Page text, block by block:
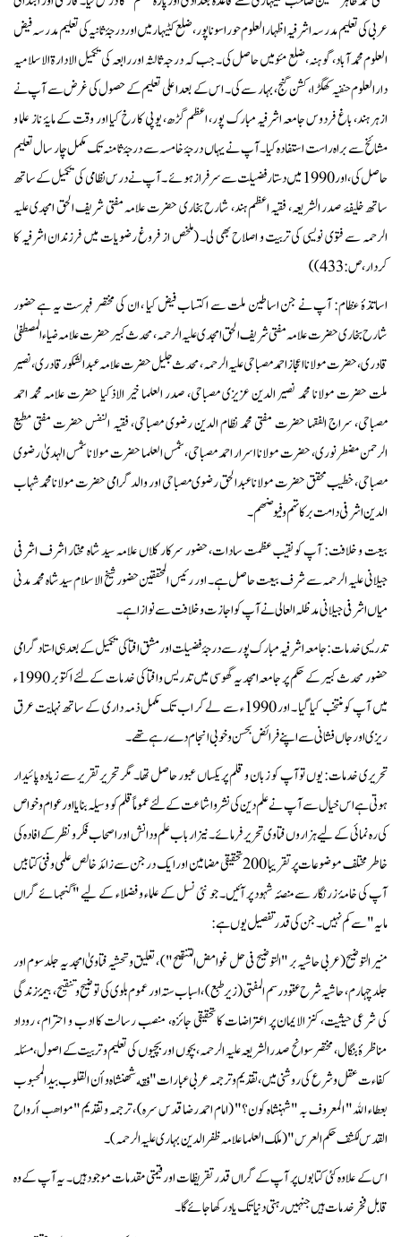
عربی کی تعلیم مدرسہ اشرفیہ اظہار العلوم حورا سونا پور، ضلع کٹیہار میں اور درجۂ ثانیہ کی تعلیم مدرسہ فیض
العلوم محمدآباد، گوہنہ، ضلع مئو میں حاصل کی۔ جب کہ درجہ ثالثہ اور رابعہ کی تکمیل الادارۃ الاسلامیہ
دارالعلوم حنفیہ کھگڑا، کشن گنج، بہار سے کی۔ اس کے بعد اعلی تعلیم کے حصول کی غرض سے آپ نے
ازہر ہند، باغ فردوس جامعہ اشرفیہ مبارک پور، اعظم گڑھ، یوپی کا رخ کیا اور وقت کے مایۂ ناز علما و
مشائخ سے براہ راست استفادہ کیا۔ آپ نے یہاں درجۂ خامسہ سے درجۂ ثامنہ تک مکمل چار سال تعلیم
حاصل کی، اور 1990 میں دستار فضیلت سے سرفراز ہوئے ۔ آپ نے درس نظامی کی تکمیل کے ساتھ
ساتھ خلیفۂ صدر الشریعہ، فقیہ اعظم ہند، شارح بخاری حضرت علامہ مفتی شریف الحق امجدی علیہ
الرحمہ سے فتوی نویسی کی تربیت و اصلاح بھی لی۔ (ملخص از فروغ رضویات میں فرزندان اشرفیہ کا
کردار، ص: 433))
اساتذۂ عظام:آپ نے جن اساطین ملت سے اکتساب فیض کیا ، ان کی مختصر فہرست یہ ہےحضور
شارح بخاری حضرت علامہ مفتی شریف الحق امجدی علیہ الرحمہ، محدث کبیر حضرت علامہ ضیاء المصطفیٰ
قادری، حضرت مولانا اعجاز احمد مصباحی علیہ الرحمہ، محدث جلیل حضرت علامہ عبدالشکور قادری، نصیر
ملت حضرت مولانا محمد نصیر الدین عزیزی مصباحی، صدر العلما خیر الاذکیا حضرت علامہ محمد احمد
مصباحی، سراج الفقہا حضرت مفتی محمد نظام الدین رضوی مصباحی، فقیہ النفس حضرت مفتی مطیع
الرحمن مضطر نوری، حضرت مولانا اسرار احمد مصباحی، شمس العلما حضرت مولانا شمس الہدیٰ رضوی
مصباحی، خطیب محقق حضرت مولانا عبدالحق رضوی مصباحی اور والد گرامی حضرت مولانا محمد شہاب
الدین اشرفی دامت برکاتہم و فیوضھم۔
بیعت و خلافت:آپ کو نقیب عظمت سادات، حضور سرکار کلاں علامہ سید شاہ مختار اشرف اشرفی
جیلانی علیہ الرحمہ سے شرف بیعت حاصل ہے۔ اور رئیس المحققین حضور شیخ الاسلام سید شاہ محمد مدنی
میاں اشرفی جیلانی مد ظلہ العالی نے آپ کو اجازت و خلافت سے نوازا ہے۔
تدریسی خدمات:جامعہ اشرفیہ مبارک پور سے درجۂ فضیلت اور مشق افتا کی تکمیل کے بعد ہی استاد گرامی
حضور محدث کبیر کے حکم پر جامعہ امجدیہ گھوسی میں تدریس و افتا کی خدمات کے لئے اکتوبر 1990ء
میں آپ کو منتخب کیا گیا ۔ اور 1990ء سے لے کر اب تک مکمل ذمہ داری کے ساتھ نہایت عرق
ریزی اور جاں فشانی سے اپنے فرائض بحسن و خوبی انجام دے رہے تھے۔
تحریری خدمات:یوں تو آپ کو زبان و قلم پر یکساں عبور حاصل تھا۔ مگر تحریر تقریر سے زیادہ پائیدار
ہوتی ہے اس خیال سے آپ نے علم دین کی نشر و اشاعت کے لئے عموماً قلم کو وسیلہ بنایا اور عوام و خواص
کی رہ نمائی کے لیے ہزاروں فتاوی تحریر فرمائے۔ نیز ارباب علم و دانش اور اصحاب فکر و نظر کے افادہ کی
خاطر مختلف موضوعات پر تقریبا 200 تحقیقی مضامین اور ایک درجن سے زائد خالص علمی و فنی کتابیں
آپ کی خامۂ زرنگار سے منصۂ شہود پر آئیں۔ جو نئی نسل کے علماء و فضلاء کے لیے "گنجہائے گراں
مایہ" سے کم نہیں۔ جن کی قدر تفصیل یوں ہے :
منیر التوضیح (عربی حاشیہ بر "التوضیح فی حل غوامض التنقیح") ، تعلیق و تحشیہ فتاویٰ امجدیہ جلد سوم اور
جلد چہارم، حاشیہ شرح عقود رسم المفتی (زیر طبع) ، اسباب ستہ اور عموم بلوی کی توضیح و تنقیح، بیمۂ زندگی
کی شرعی حیثیت، کنز الایمان پر اعتراضات کا تحقیقی جائزہ، منصب رسالت کا ادب و احترام ، روداد
مناظرۂ بنگال، مختصر سوانح صدر الشریعہ علیہ الرحمہ، بچوں اور بچیوں کی تعلیم و تربیت کے اصول، مسئلہ
کفاءت عقل و شرع کی روشنی میں، تقدیم و ترجمہ عربی عبارات "فقه شهنشاه و أن القلوب بيد المحبوب
بعطاء الله" المعروف بہ "شہنشاہ کون؟" (امام احمد رضا قدس سرہ) ، ترجمہ و تقدیم "مواهب أرواح
القدس لكشف حكم العرس" (ملک العلما علامہ ظفر الدین بہاری علیہ الرحمہ)۔
اس کے علاوہ کئی کتابوں پر آپ کے گراں قدر تقریظات اور قیمتی مقدمات موجود ہیں۔یہ آپ کے وہ
قابل فخر خدمات ہیں جنہیں رہتی دنیا تک یاد رکھا جائے گا۔